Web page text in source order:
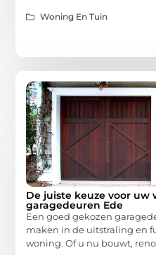
Woning En Tuin
De juiste keuze voor uw
garagedeuren Ede
Een goed gekozen
maken in de uitstraling en
woning. Of u nu bouwt,